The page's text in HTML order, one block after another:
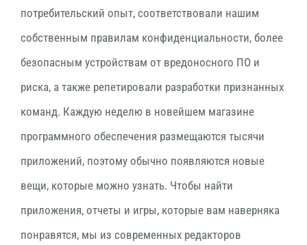
потребительский опыт, соответствовали нашим
собственным правилам конфиденциальности, более
безопасным устройствам от вредоносного ПО и
риска, а также репетировали разработки признанных
команд. Каждую неделю в новейшем магазине
программного обеспечения размещаются тысячи
приложений, поэтому обычно появляются новые
вещи, которые можно узнать. Чтобы найти
приложения, отчеты и игры, которые вам наверняка
понравятся, мы из современных редакторов